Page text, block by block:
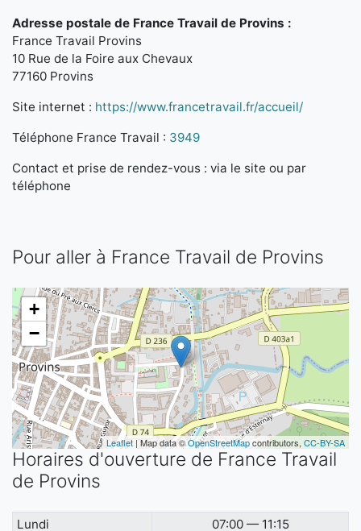
Adresse postale de France Travail de Provins :
France Travail Provins
10 Rue de la Foire aux Chevaux
77160 Provins
Site internet : https://www.francetravail.fr/accueil/
Téléphone France Travail : 3949
Contact et prise de rendez-vous : via le site ou par
téléphone
Pour aller à France Travail de Provins
+
−
Leaflet | Map data ©OpenStreetMapcontributors, CC-BY-SA
Horaires d'ouverture de France Travail
de Provins
Lundi
07:00 — 11:15